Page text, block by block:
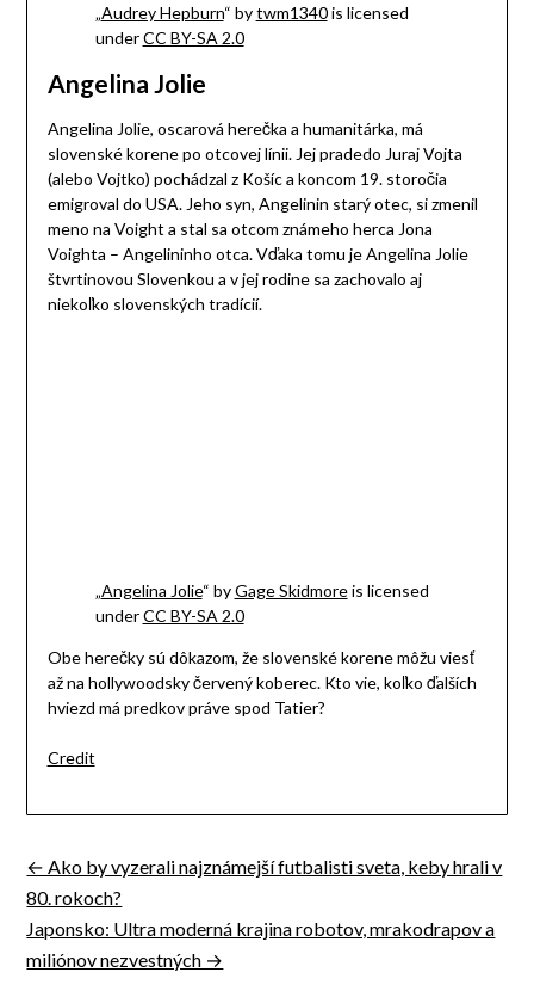
„Audrey Hepburn“ bytwm1340is licensed
underCC BY-SA 2.0
Angelina Jolie
Angelina Jolie, oscarová herečka a humanitárka, má
slovenské korene po otcovej línii. Jej pradedo Juraj Vojta
(alebo Vojtko) pochádzal z Košíc a koncom 19. storočia
emigroval do USA. Jeho syn, Angelinin starý otec, si zmenil
meno na Voight a stal sa otcom známeho herca Jona
Voighta – Angelininho otca. Vďaka tomu je Angelina Jolie
štvrtinovou Slovenkou a v jej rodine sa zachovalo aj
niekoľko slovenských tradícií.
„Angelina Jolie“ byGage Skidmoreis licensed
underCC BY-SA 2.0
Obe herečky sú dôkazom, že slovenské korene môžu viesť
až na hollywoodsky červený koberec. Kto vie, koľko ďalších
hviezd má predkov práve spod Tatier?
Credit
Navigácia
v
článku
← Ako by vyzerali najznámejší futbalisti sveta, keby hrali v
80. rokoch?
Japonsko: Ultra moderná krajina robotov, mrakodrapov a
miliónov nezvestných →